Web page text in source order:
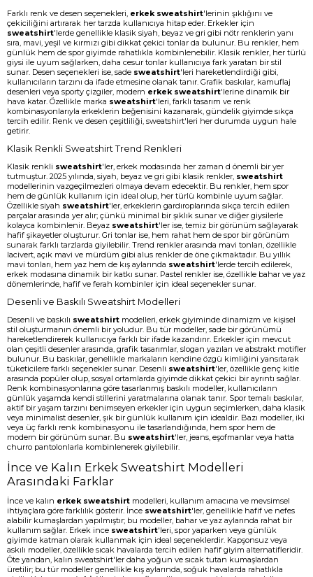
Farklı renk ve desen seçenekleri, erkek sweatshirt'lerinin şıklığını ve
çekiciliğini artırarak her tarzda kullanıcıya hitap eder. Erkekler için
sweatshirt'lerde genellikle klasik siyah, beyaz ve gri gibi nötr renklerin yanı
sıra, mavi, yeşil ve kırmızı gibi dikkat çekici tonlar da bulunur. Bu renkler, hem
günlük hem de spor giyimde rahatlıkla kombinlenebilir. Klasik renkler, her türlü
giysi ile uyum sağlarken, daha cesur tonlar kullanıcıya fark yaratan bir stil
sunar. Desen seçenekleri ise, sade sweatshirt'leri hareketlendirdiği gibi,
kullanıcıların tarzını da ifade etmesine olanak tanır. Grafik baskılar, kamuflaj
desenleri veya sporty çizgiler, modern erkek sweatshirt'lerine dinamik bir
hava katar. Özellikle marka sweatshirt'leri, farklı tasarım ve renk
kombinasyonlarıyla erkeklerin beğenisini kazanarak, gündelik giyimde sıkça
tercih edilir. Renk ve desen çeşitliliği, sweatshirt'leri her durumda uygun hale
getirir.
Klasik Renkli Sweatshirt Trend Renkleri
Klasik renkli sweatshirt'ler, erkek modasında her zaman d önemli bir yer
tutmuştur. 2025 yılında, siyah, beyaz ve gri gibi klasik renkler, sweatshirt
modellerinin vazgeçilmezleri olmaya devam edecektir. Bu renkler, hem spor
hem de günlük kullanım için ideal olup, her türlü kombinle uyum sağlar.
Özellikle siyah sweatshirt'ler, erkeklerin gardıroplarında sıkça tercih edilen
parçalar arasında yer alır; çünkü minimal bir şıklık sunar ve diğer giysilerle
kolayca kombinlenir. Beyaz sweatshirt'ler ise, temiz bir görünüm sağlayarak
hafif şikayetler oluşturur. Gri tonlar ise, hem rahat hem de spor bir görünüm
sunarak farklı tarzlarda giyilebilir. Trend renkler arasında mavi tonları, özellikle
lacivert, açık mavi ve mürdüm gibi alus renkler de öne çıkmaktadır. Bu yıllık
mavi tonları, hem yaz hem de kış aylarında sweatshirt'lerde tercih edilerek,
erkek modasına dinamik bir katkı sunar. Pastel renkler ise, özellikle bahar ve yaz
dönemlerinde, hafif ve ferah kombinler için ideal seçenekler sunar.
Desenli ve Baskılı Sweatshirt Modelleri
Desenli ve baskılı sweatshirt modelleri, erkek giyiminde dinamizm ve kişisel
stil oluşturmanın önemli bir yoludur. Bu tür modeller, sade bir görünümü
hareketlendirerek kullanıcıya farklı bir ifade kazandırır. Erkekler için mevcut
olan çeşitli desenler arasında, grafik tasarımlar, slogan yazıları ve abstrakt motifler
bulunur. Bu baskılar, genellikle markaların kendine özgü kimliğini yansıtarak
tüketicilere farklı seçenekler sunar. Desenli sweatshirt'ler, özellikle genç kitle
arasında popüler olup, sosyal ortamlarda giyimde dikkat çekici bir ayrıntı sağlar.
Renk kombinasyonlarına göre tasarlanmış baskılı modeller, kullanıcıların
günlük yaşamda kendi stillerini yaratmalarına olanak tanır. Spor temalı baskılar,
aktif bir yaşam tarzını benimseyen erkekler için uygun seçimlerken, daha klasik
veya minimalist desenler, şık bir günlük kullanım için idealdir. Bazı modeller, iki
veya üç farklı renk kombinasyonu ile tasarlandığında, hem spor hem de
modern bir görünüm sunar. Bu sweatshirt'ler, jeans, eşofmanlar veya hatta
churro pantolonlarla kombinlenerek giyilebilir.
İnce ve Kalın Erkek Sweatshirt Modelleri
Arasındaki Farklar
İnce ve kalın erkek sweatshirt modelleri, kullanım amacına ve mevsimsel
ihtiyaçlara göre farklılık gösterir. İnce sweatshirt'ler, genellikle hafif ve nefes
alabilir kumaşlardan yapılmıştır; bu modeller, bahar ve yaz aylarında rahat bir
kullanım sağlar. Erkek ince sweatshirt'leri, spor yaparken veya günlük
giyimde katman olarak kullanmak için ideal seçeneklerdir. Kapşonsuz veya
askılı modeller, özellikle sıcak havalarda tercih edilen hafif giyim alternatifleridir.
Öte yandan, kalın sweatshirt'ler daha yoğun ve sıcak tutan kumaşlardan
üretilir; bu tür modeller genellikle kış aylarında, soğuk havalarda rahatlıkla